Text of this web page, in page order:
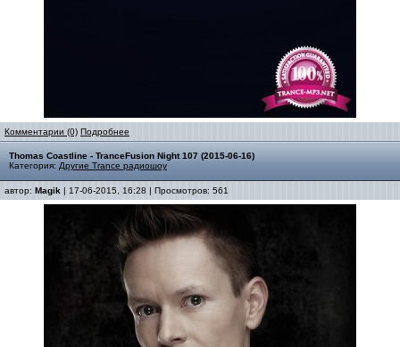
Комментарии (0) Подробнее
Thomas Coastline - TranceFusion Night 107 (2015-06-16)
Категория: Другие Trance радиошоу
автор: Magik | 17-06-2015, 16:28 | Просмотров: 561